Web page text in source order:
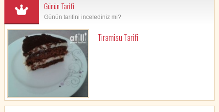
Günün Tarifi
Günün tarifini incelediniz mi?
Tiramisu Tarifi